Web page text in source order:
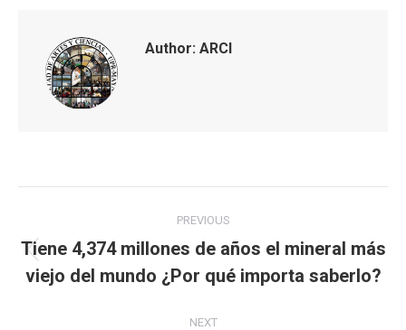
Author: ARCI
navigation
PREVIOUS
Previous
post:
Tiene 4,374 millones de años el mineral más
viejo del mundo ¿Por qué importa saberlo?
NEXT